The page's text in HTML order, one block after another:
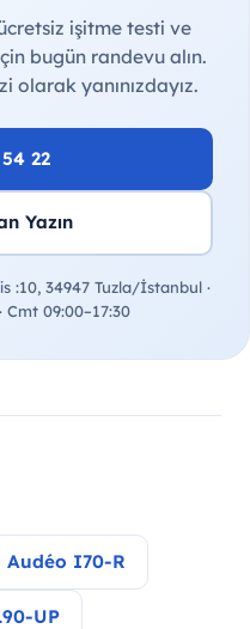
işitme testi ve
bugün randevu alın.
olarak yanınızdayız.
22
Yazın
:10, 34947 Tuzla/İstanbul ·
Cmt 09:00–17:30
Audéo I70-R
UP